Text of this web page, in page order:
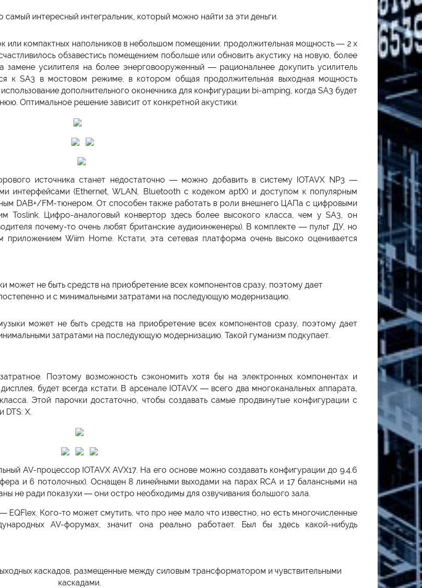
самый интересный интегральник, который можно найти за эти деньги.
или компактных напольников в небольшом помещении: продолжительная мощность — 2 х
обзавестись помещением побольше или обновить акустику на новую, более
замене усилителя на более энерговооруженный — рациональнее докупить усилитель
к SA3 в мостовом режиме, в котором общая продолжительная выходная мощность
дополнительного оконечника для конфигурации bi-amping, когда SA3 будет
Оптимальное решение зависит от конкретной акустики.
источника станет недостаточно — можно добавить в систему IOTAVX NP3 —
интерфейсами (Ethernet, WLAN, Bluetooth c кодеком aptX) и доступом к популярным
DAB+/FM-тюнером. От способен также работать в роли внешнего ЦАПа с цифровыми
Toslink. Цифро-аналоговый конвертор здесь более высокого класса, чем у SA3, он
почему-то очень любят британские аудиоинженеры). В комплекте — пульт ДУ, но
приложением Wiim Home. Кстати, эта сетевая платформа очень высоко оценивается
может не быть средств на приобретение всех компонентов сразу, поэтому дает
и с минимальными затратами на последующую модернизацию.
может не быть средств на приобретение всех компонентов сразу, поэтому дает
затратами на последующую модернизацию. Такой гуманизм подкупает.
Поэтому возможность сэкономить хотя бы на электронных компонентах и
будет всегда кстати. В арсенале IOTAVX — всего два многоканальных аппарата,
Этой парочки достаточно, чтобы создавать самые продвинутые конфигурации с
X.
AV-процессор IOTAVX AVX17. На его основе можно создавать конфигурации до 9.4.6
и 6 потолочных). Оснащен 8 линейными выходами на парах RCA и 17 балансными на
не ради показухи — они остро необходимы для озвучивания большого зала.
EQFlex. Кого-то может смутить, что про нее мало что известно, но есть многочисленные
AV-форумах, значит она реально работает. Был бы здесь какой-нибудь
каскадов, размещенные между силовым трансформатором и чувствительными
каскадами.